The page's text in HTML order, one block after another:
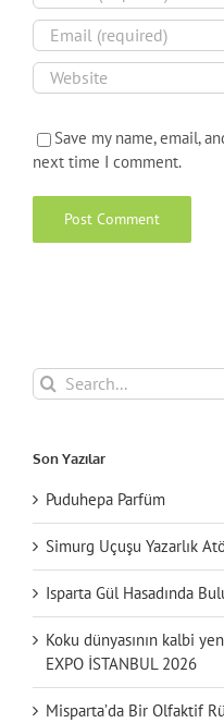
Save my name, email,
next time I comment.
Search
for:
Son Yazılar
Puduhepa Parfüm
Simurg Uçuşu Yazarlık
Isparta Gül Hasadında
Koku dünyasının kalbi
EXPO İSTANBUL 2026
Misparta’da Bir Olfaktif